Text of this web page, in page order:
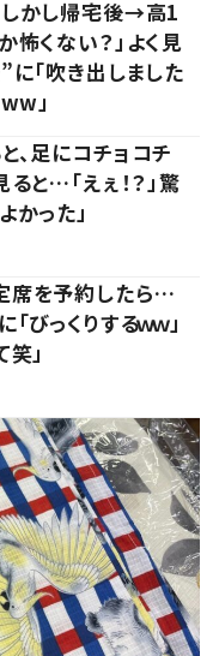
かし帰宅後→高1
怖くない？」よく見
「吹き出しました
」
、足にコチョコチ
と…「えぇ！？」驚
かった」
席を予約したら…
っくりするｗｗ」
」